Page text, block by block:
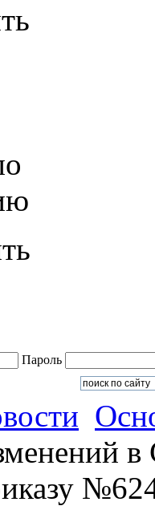
Пароль
в